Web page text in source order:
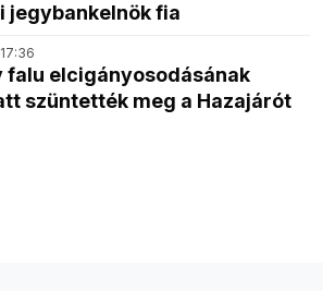
jegybankelnök fia
falu elcigányosodásának
szüntették meg a Hazajárót